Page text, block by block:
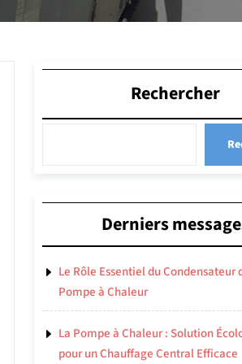
Rechercher
Derniers
Le Rôle Essentiel du Condensateur
Pompe à Chaleur
La Pompe à Chaleur : Solution
pour un Chauffage Central Efficace